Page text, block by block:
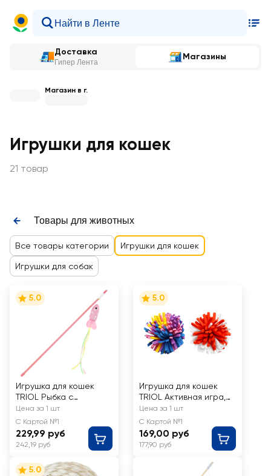
Доставка
Гипер Лента
Магазины
Магазин в г.
Игрушки для кошек
21 товар
Товары для животных
Все товары категории Игрушки для кошек
Игрушки для собак
5.0
Игрушка для кошек
TRIOL Рыбка с
разноцветными
лентами 95мм/465мм
Цена за 1 шт
С Картой №1
229,99 руб
242,19 руб
5.0
Игрушка для кошек
TRIOL Активная игра,
набор 44, 2 мяча
d=45мм
Цена за 1 шт
С Картой №1
169,00 руб
177,90 руб
5.0